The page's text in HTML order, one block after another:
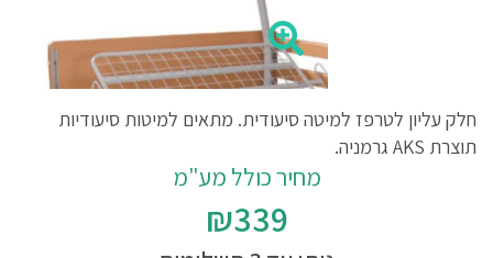
חלק עליון לטרפז למיטה סיעודית. מתאים למיטות סיעודיות
תוצרת AKS גרמניה.
מחיר כולל מע"מ
₪339